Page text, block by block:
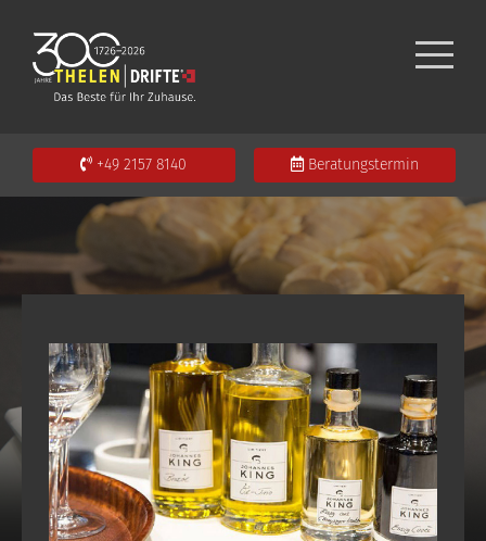
+49 2157 8140 Beratungstermin